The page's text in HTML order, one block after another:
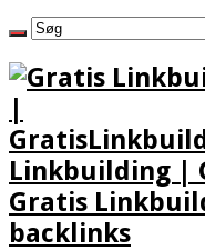
Linkbuilding |
Gratis
backlinks